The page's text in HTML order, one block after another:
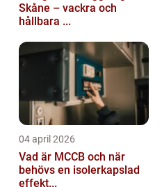
Skåne – vackra och
hållbara ...
04 april 2026
Vad är MCCB och när
behövs en isolerkapslad
effekt...